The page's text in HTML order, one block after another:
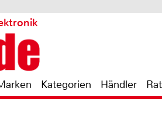
Kategorien Händler